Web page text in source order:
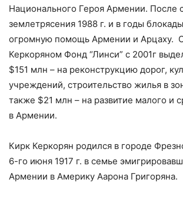
Национального Героя Армении. После
землетрясения 1988 г. и в годы
огромную помощь Армении и Арцаху.
Керкоряном Фонд “Линси” с 2001г
$151 млн – на реконструкцию дорог,
учреждений, строительство жилья в
также $21 млн – на развитие малого и
в Армении.
Кирк Керкорян родился в городе
6-го июня 1917 г. в семье
Армении в Америку Аарона Григоряна.